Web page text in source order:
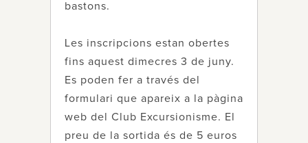
bastons.
Les inscripcions estan obertes
fins aquest dimecres 3 de juny.
Es poden fer a través del
formulari que apareix a la pàgina
web del Club Excursionisme. El
preu de la sortida és de 5 euros